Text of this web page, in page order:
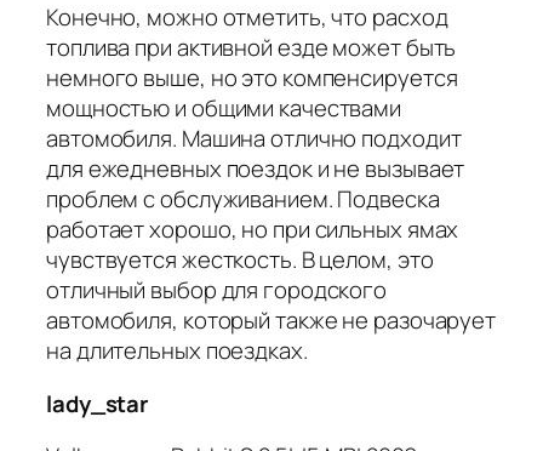
Конечно, можно отметить, что расход
топлива при активной езде может быть
немного выше, но это компенсируется
мощностью и общими качествами
автомобиля. Машина отлично подходит
для ежедневных поездок и не вызывает
проблем с обслуживанием. Подвеска
работает хорошо, но при сильных ямах
чувствуется жесткость. В целом, это
отличный выбор для городского
автомобиля, который также не разочарует
на длительных поездках.
lady_star